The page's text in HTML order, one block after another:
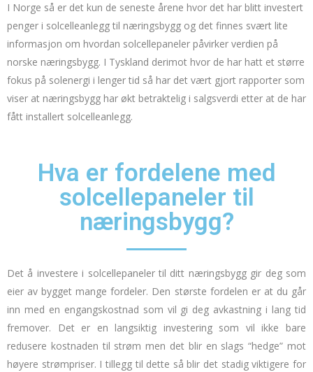
I Norge så er det kun de seneste årene hvor det har blitt investert
penger i solcelleanlegg til næringsbygg og det finnes svært lite
informasjon om hvordan solcellepaneler påvirker verdien på
norske næringsbygg. I Tyskland derimot hvor de har hatt et større
fokus på solenergi i lenger tid så har det vært gjort rapporter som
viser at næringsbygg har økt betraktelig i salgsverdi etter at de har
fått installert solcelleanlegg.
Hva er fordelene med
solcellepaneler til
næringsbygg?
Det å investere i solcellepaneler til ditt næringsbygg gir deg som
eier av bygget mange fordeler. Den største fordelen er at du går
inn med en engangskostnad som vil gi deg avkastning i lang tid
fremover. Det er en langsiktig investering som vil ikke bare
redusere kostnaden til strøm men det blir en slags “hedge” mot
høyere strømpriser. I tillegg til dette så blir det stadig viktigere for